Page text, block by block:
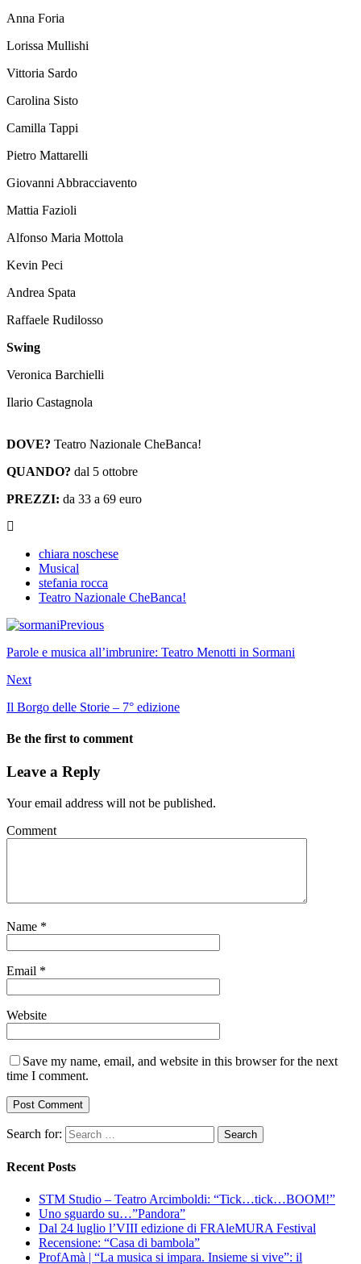
Anna Foria
Lorissa Mullishi
Vittoria Sardo
Carolina Sisto
Camilla Tappi
Pietro Mattarelli
Giovanni Abbracciavento
Mattia Fazioli
Alfonso Maria Mottola
Kevin Peci
Andrea Spata
Raffaele Rudilosso
Swing
Veronica Barchielli
Ilario Castagnola
DOVE? Teatro Nazionale CheBanca!
QUANDO? dal 5 ottobre
PREZZI: da 33 a 69 euro
chiara noschese
Musical
stefania rocca
Teatro Nazionale CheBanca!
Previous
Parole e musica all’imbrunire: Teatro Menotti in Sormani
Next
Il Borgo delle Storie – 7° edizione
Be the first to comment
Leave a Reply
Your email address will not be published.
Comment
Name *
Email *
Website
Save my name, email, and website in this browser for the next
time I comment.
Search for:
Recent Posts
STM Studio – Teatro Arcimboldi: “Tick…tick…BOOM!”
Uno sguardo su…”Pandora”
Dal 24 luglio l’VIII edizione di FRAleMURA Festival
Recensione: “Casa di bambola”
ProfAmà | “La musica si impara. Insieme si vive”: il